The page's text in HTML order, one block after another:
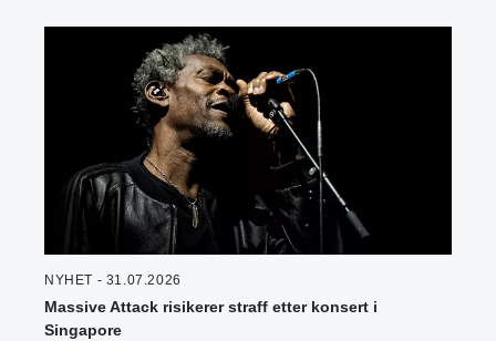
NYHET - 31.07.2026
Massive Attack risikerer straff etter konsert i
Singapore